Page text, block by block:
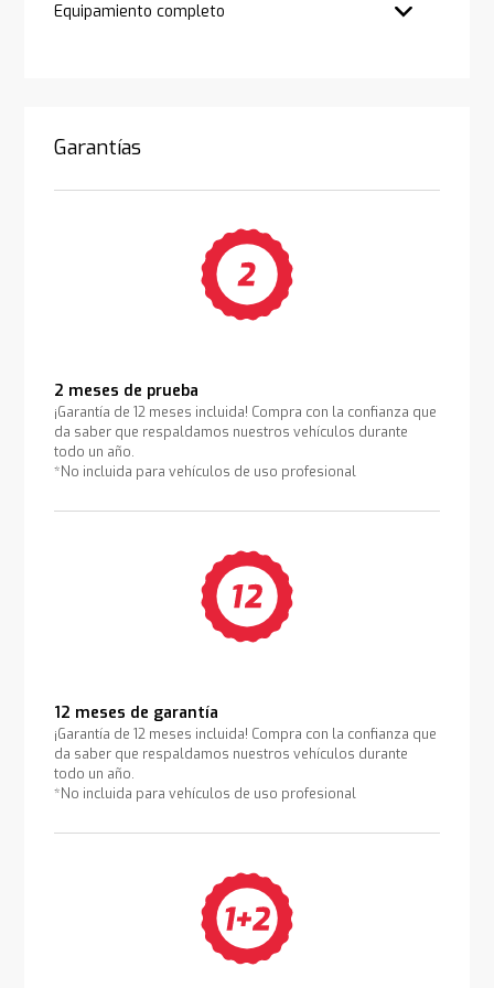
Equipamiento completo
Garantías
2 meses de prueba
¡Garantía de 12 meses incluida! Compra con la confianza que
da saber que respaldamos nuestros vehículos durante
todo un año.
*No incluida para vehículos de uso profesional
12 meses de garantía
¡Garantía de 12 meses incluida! Compra con la confianza que
da saber que respaldamos nuestros vehículos durante
todo un año.
*No incluida para vehículos de uso profesional